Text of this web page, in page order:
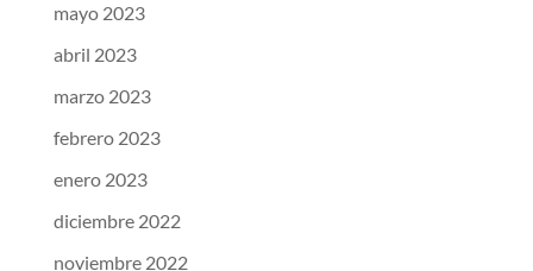
mayo 2023
abril 2023
marzo 2023
febrero 2023
enero 2023
diciembre 2022
noviembre 2022